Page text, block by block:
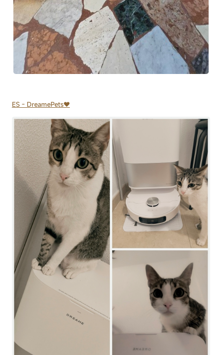
ES - DreamePets♥️